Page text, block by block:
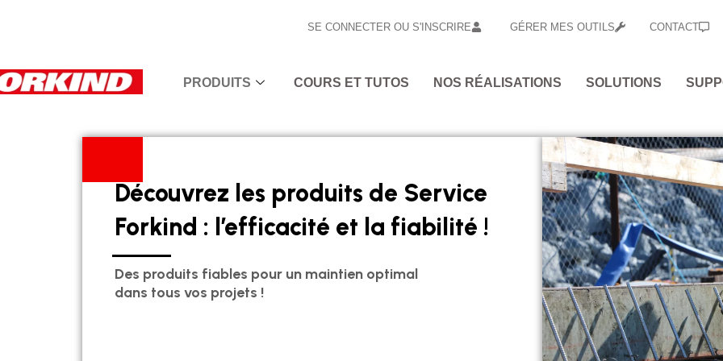
SE CONNECTER OU S'INSCRIRE GÉRER MES OUTILS CONTACT
PRODUITS COURS ET TUTOS NOS RÉALISATIONS SOLUTIONS
Découvrez les produits de Service
Forkind : l’efficacité et la fiabilité !
Des produits fiables pour un maintien optimal
dans tous vos projets !